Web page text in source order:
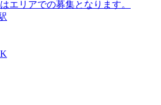
エリアでの募集となります。